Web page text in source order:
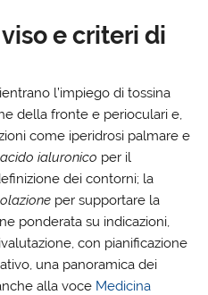
e criteri di
l’impiego di tossina
della fronte e perioculari e,
come iperidrosi palmare e
ialuronico per il
dei contorni; la
per supportare la
ponderata su indicazioni,
con pianificazione
una panoramica dei
alla voce Medicina